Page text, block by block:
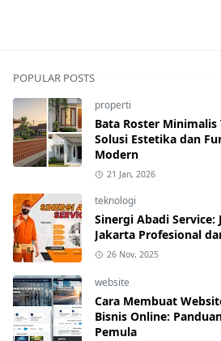
POPULAR POSTS
properti
Bata Roster
Solusi Estetika dan
Modern
21 Jan, 2026
teknologi
Sinergi Abadi Service:
Jakarta Profesional
26 Nov, 2025
website
Cara Membuat
Bisnis Online:
Pemula